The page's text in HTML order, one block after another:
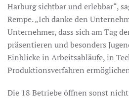
Harburg sichtbar und erlebbar“,
Rempe. „Ich danke den
Unternehmer, dass sich am Tag
präsentieren und besonders
Einblicke in Arbeitsabläufe, in
Produktionsverfahren
Die 18 Betriebe öffnen sonst